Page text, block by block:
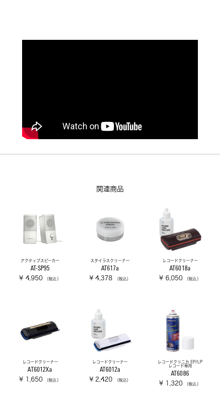
関連商品
アクティブスピーカー
AT-SP95
¥ 4,950 （税込）
スタイラスクリーナー
AT617a
¥ 4,378 （税込）
レコードクリーナー
AT6018a
¥ 6,050 （税込）
レコードクリーナー
AT6012Xa
¥ 1,650 （税込）
レコードクリーナー
AT6012a
¥ 2,420 （税込）
レコードクリニカ EP/LP
レコード専用
AT6086
¥ 1,320 （税込）